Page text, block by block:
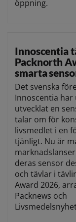
öppning.
Innoscentia
Packnorth
smarta
Det svenska
Innoscentia
utvecklat en
talar om för
livsmedlet i en
tjänligt. Nu är
deras sensor
och tävlar i
Award 2026,
Packnews och